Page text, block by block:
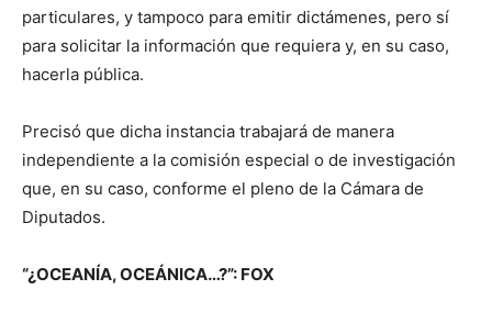
particulares, y tampoco para emitir dictámenes, pero sí
para solicitar la información que requiera y, en su caso,
hacerla pública.
Precisó que dicha instancia trabajará de manera
independiente a la comisión especial o de investigación
que, en su caso, conforme el pleno de la Cámara de
Diputados.
“¿OCEANÍA, OCEÁNICA…?”: FOX